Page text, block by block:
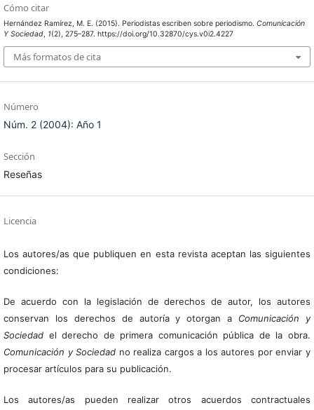
Cómo citar
Hernández Ramírez, M. E. (2015). Periodistas escriben sobre periodismo. Comunicación
Y Sociedad, 1(2), 275–287. https://doi.org/10.32870/cys.v0i2.4227
Más formatos de cita
Número
Núm. 2 (2004): Año 1
Sección
Reseñas
Licencia
Los autores/as que publiquen en esta revista aceptan las siguientes
condiciones:
De acuerdo con la legislación de derechos de autor, los autores
conservan los derechos de autoría y otorgan a Comunicación y
Sociedadel derecho de primera comunicación pública de la obra.
Comunicación y Sociedad no realiza cargos a los autores por enviar y
procesar artículos para su publicación.
Los autores/as pueden realizar otros acuerdos contractuales